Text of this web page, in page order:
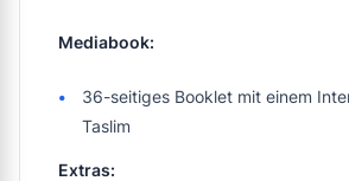
Mediabook:
36-seitiges Booklet mit einem
Taslim
Extras: